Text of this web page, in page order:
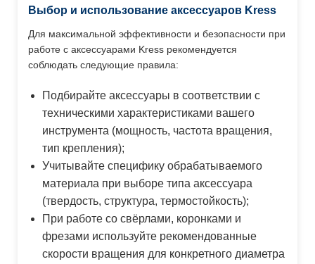
Выбор и использование аксессуаров Kress
Для максимальной эффективности и безопасности при
работе с аксессуарами Kress рекомендуется
соблюдать следующие правила:
Подбирайте аксессуары в соответствии с
техническими характеристиками вашего
инструмента (мощность, частота вращения,
тип крепления);
Учитывайте специфику обрабатываемого
материала при выборе типа аксессуара
(твердость, структура, термостойкость);
При работе со свёрлами, коронками и
фрезами используйте рекомендованные
скорости вращения для конкретного диаметра